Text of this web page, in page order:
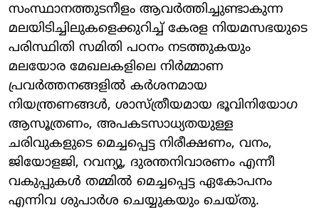
സംസ്ഥാനത്തുടനീളം ആവർത്തിച്ചുണ്ടാകുന്ന
മലയിടിച്ചിലുകളെക്കുറിച്ച് കേരള നിയമസഭയുടെ
പരിസ്ഥിതി സമിതി പഠനം നടത്തുകയും
മലയോര മേഖലകളിലെ നിർമ്മാണ
പ്രവർത്തനങ്ങളിൽ കർശനമായ
നിയന്ത്രണങ്ങൾ, ശാസ്ത്രീയമായ ഭൂവിനിയോഗ
ആസൂത്രണം, അപകടസാധ്യതയുള്ള
ചരിവുകളുടെ മെച്ചപ്പെട്ട നിരീക്ഷണം, വനം,
ജിയോളജി, റവന്യൂ, ദുരന്തനിവാരണം എന്നീ
വകുപ്പുകൾ തമ്മിൽ മെച്ചപ്പെട്ട ഏകോപനം
എന്നിവ ശുപാർശ ചെയ്യുകയും ചെയ്തു.